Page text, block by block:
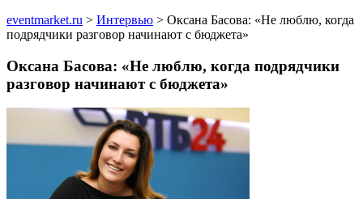
eventmarket.ru > Интервью > Оксана Басова: «Не люблю, когда
подрядчики разговор начинают с бюджета»
Оксана Басова: «Не люблю, когда подрядчики
разговор начинают с бюджета»